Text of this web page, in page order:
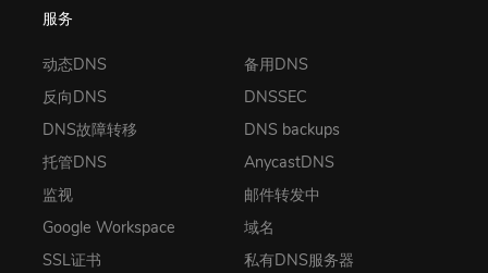
服务
动态DNS
反向DNS
DNS故障转移
托管DNS
监视
Google Workspace
SSL证书
备用DNS
DNSSEC
DNS backups
AnycastDNS
邮件转发中
域名
私有DNS服务器